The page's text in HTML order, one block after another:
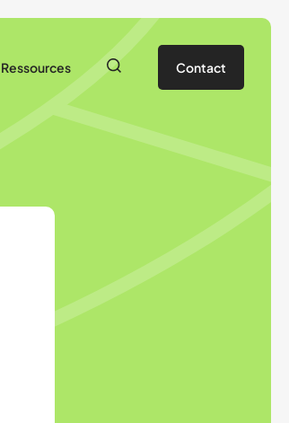
Ressources
Documents pédagogiques
Prêt de matériel
Vie de l’association
Contact